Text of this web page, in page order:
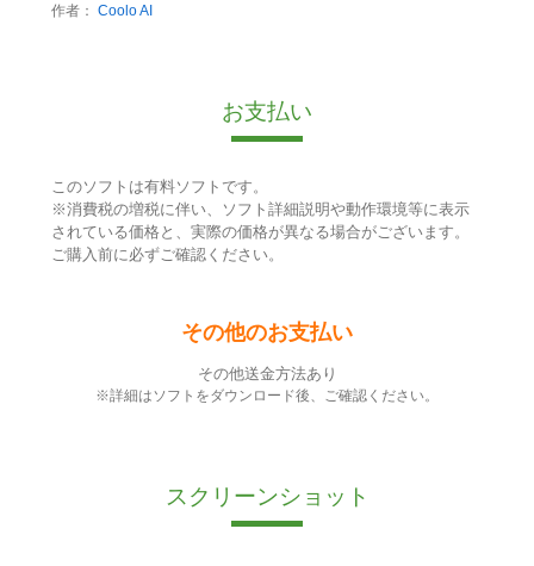
作者： Coolo AI
お支払い
このソフトは有料ソフトです。
※消費税の増税に伴い、ソフト詳細説明や動作環境等に表示
されている価格と、実際の価格が異なる場合がございます。
ご購入前に必ずご確認ください。
その他のお支払い
その他送金方法あり
※詳細はソフトをダウンロード後、ご確認ください。
スクリーンショット